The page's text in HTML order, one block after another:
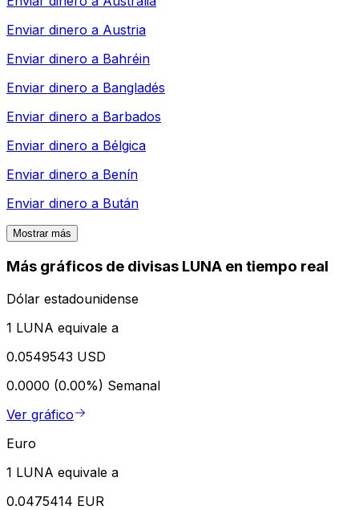
Enviar dinero a Austria
Enviar dinero a Bahréin
Enviar dinero a Bangladés
Enviar dinero a Barbados
Enviar dinero a Bélgica
Enviar dinero a Benín
Enviar dinero a Bután
Mostrar más
Más gráficos de divisas LUNA en tiempo real
Dólar estadounidense
1 LUNA equivale a
0.0549543 USD
0.0000 (0.00%) Semanal
Ver gráfico
Euro
1 LUNA equivale a
0.0475414 EUR